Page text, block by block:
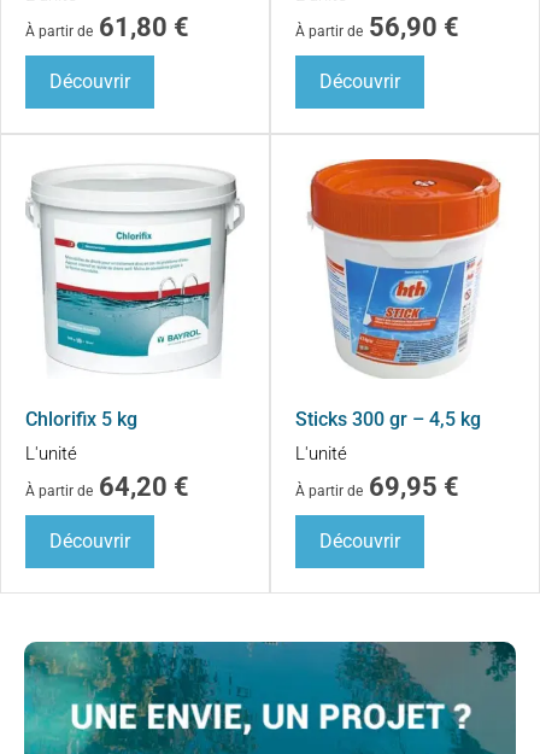
À partir de 61,80 €
Découvrir
À partir de 56,90 €
Découvrir
Chlorifix 5 kg
L'unité
À partir de 64,20 €
Découvrir
Sticks 300 gr – 4,5 kg
L'unité
À partir de 69,95 €
Découvrir